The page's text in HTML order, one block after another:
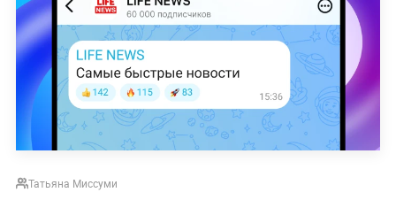
Татьяна Миссуми